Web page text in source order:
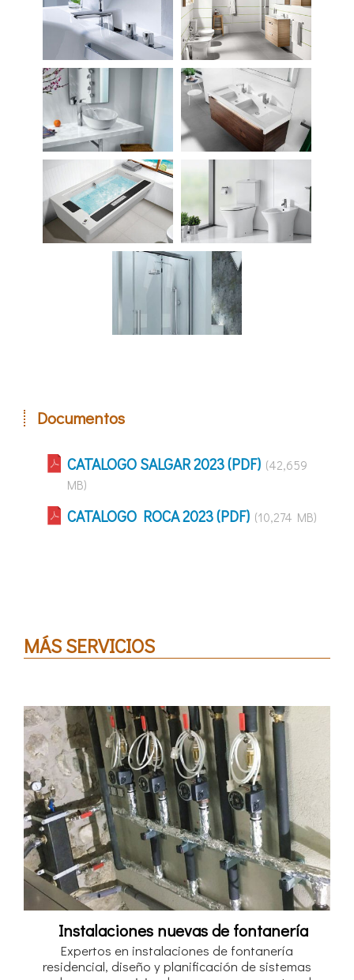
Documentos
CATALOGO SALGAR 2023 (PDF) (42,659
MB)
CATALOGO ROCA 2023 (PDF) (10,274 MB)
MÁS SERVICIOS
Instalaciones nuevas de fontanería
Expertos en instalaciones de fontanería
residencial, diseño y planificación de sistemas